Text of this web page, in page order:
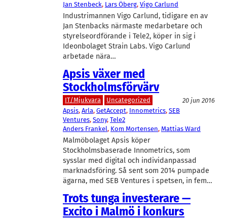
Jan Stenbeck, Lars Öberg, Vigo Carlund
Industrimannen Vigo Carlund, tidigare en av
Jan Stenbacks närmaste medarbetare och
styrelseordförande i Tele2, köper in sig i
Ideonbolaget Strain Labs. Vigo Carlund
arbetade nära…
Apsis växer med
Stockholmsförvärv
IT/Mjukvara Uncategorized
20 jun 2016
Apsis, Arla, GetAccept, Innometrics, SEB
Ventures, Sony, Tele2
Anders Frankel, Kom Mortensen, Mattias Ward
Malmöbolaget Apsis köper
Stockholmsbaserade Innometrics, som
sysslar med digital och individanpassad
marknadsföring. Så sent som 2014 pumpade
ägarna, med SEB Ventures i spetsen, in fem…
Trots tunga investerare —
Excito i Malmö i konkurs